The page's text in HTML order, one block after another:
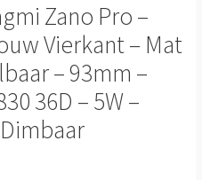
Zano Pro –
Vierkant – Mat
– 93mm –
36D – 5W –